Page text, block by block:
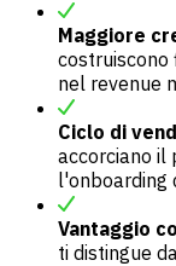
Maggiore
costruiscono
nel revenue
Ciclo di
accorciano il
l'onboarding
Vantaggio
ti distingue